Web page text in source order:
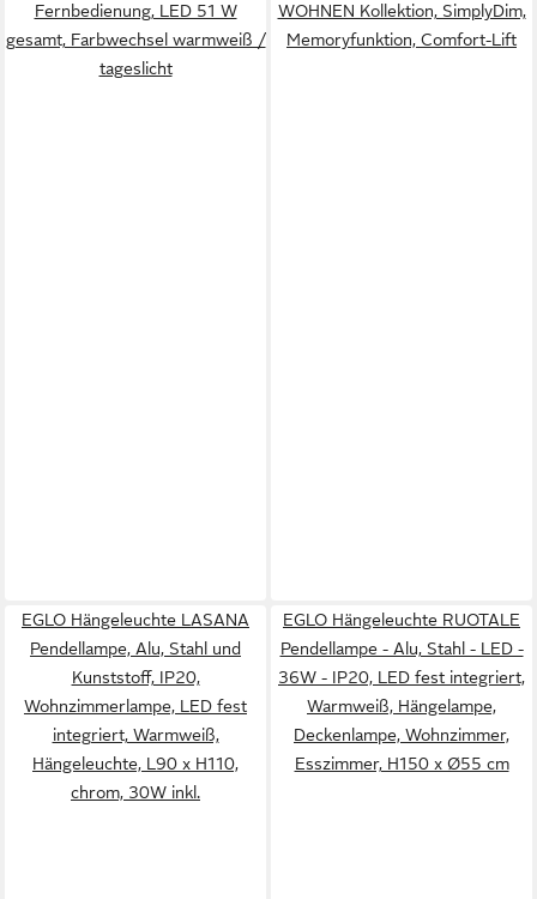
Fernbedienung, LED 51 W
gesamt, Farbwechsel warmweiß /
tageslicht
WOHNEN Kollektion, SimplyDim,
Memoryfunktion, Comfort-Lift
EGLO Hängeleuchte LASANA
Pendellampe, Alu, Stahl und
Kunststoff, IP20,
Wohnzimmerlampe, LED fest
integriert, Warmweiß,
Hängeleuchte, L90 x H110,
chrom, 30W inkl.
EGLO Hängeleuchte RUOTALE
Pendellampe - Alu, Stahl - LED -
36W - IP20, LED fest integriert,
Warmweiß, Hängelampe,
Deckenlampe, Wohnzimmer,
Esszimmer, H150 x Ø55 cm